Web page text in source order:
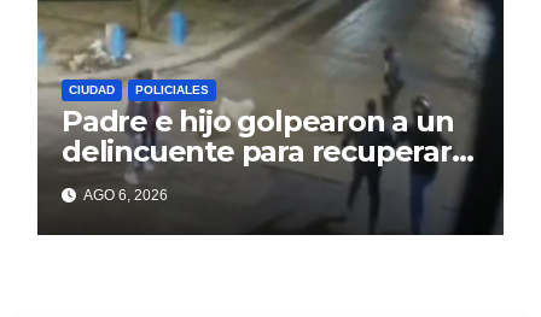
CIUDAD POLICIALES
Padre e hijo golpearon a un
delincuente para recuperar
un celular robado en Berisso
AGO 6, 2026